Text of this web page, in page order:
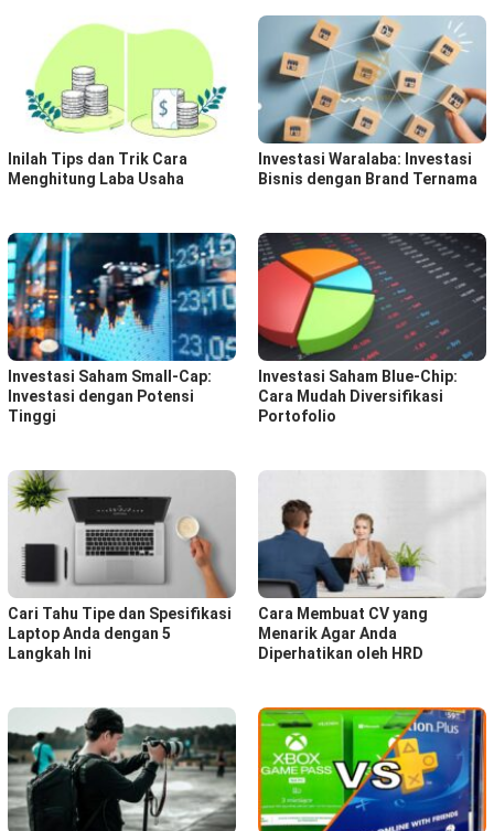
Inilah Tips dan Trik Cara
Menghitung Laba Usaha
Investasi Waralaba: Investasi
Bisnis dengan Brand Ternama
Investasi Saham Small-Cap:
Investasi dengan Potensi
Tinggi
Investasi Saham Blue-Chip:
Cara Mudah Diversifikasi
Portofolio
Cari Tahu Tipe dan Spesifikasi
Laptop Anda dengan 5
Langkah Ini
Cara Membuat CV yang
Menarik Agar Anda
Diperhatikan oleh HRD